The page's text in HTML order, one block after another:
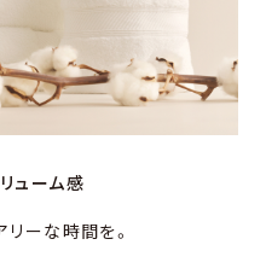
ューム感
ーな時間を。